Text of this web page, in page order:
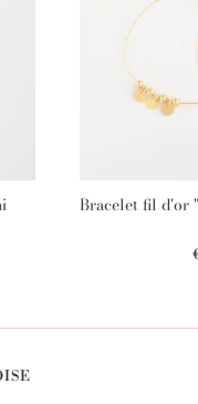
Bracelet fil d'or